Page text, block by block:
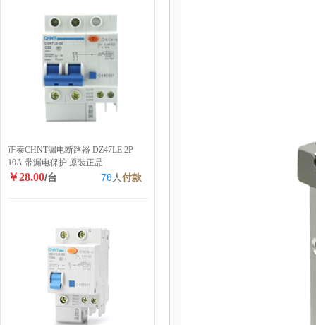
正泰CHNT漏电断路器 DZ47LE 2P
10A 带漏电保护 原装正品
￥28.00/台 78 人付款